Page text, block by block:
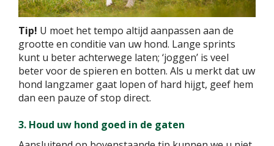
Tip! U moet het tempo altijd aanpassen aan de
grootte en conditie van uw hond. Lange sprints
kunt u beter achterwege laten; ‘joggen’ is veel
beter voor de spieren en botten. Als u merkt dat uw
hond langzamer gaat lopen of hard hijgt, geef hem
dan een pauze of stop direct.
3. Houd uw hond goed in de gaten